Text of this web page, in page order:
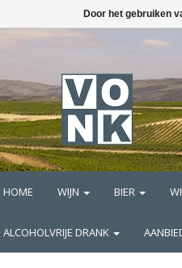
HOME WIJN BIER
ALCOHOLVRIJE DRANK
Door het gebruiken